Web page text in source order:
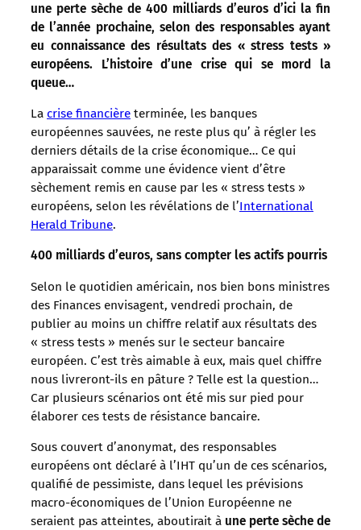
une perte sèche de 400 milliards d’euros d’ici la fin
de l’année prochaine, selon des responsables ayant
eu connaissance des résultats des « stress tests »
européens. L’histoire d’une crise qui se mord la
queue…
La crise financière terminée, les banques
européennes sauvées, ne reste plus qu’ à régler les
derniers détails de la crise économique… Ce qui
apparaissait comme une évidence vient d’être
sèchement remis en cause par les « stress tests »
européens, selon les révélations de l’International
Herald Tribune.
400 milliards d’euros, sans compter les actifs pourris
Selon le quotidien américain, nos bien bons ministres
des Finances envisagent, vendredi prochain, de
publier au moins un chiffre relatif aux résultats des
« stress tests » menés sur le secteur bancaire
européen. C’est très aimable à eux, mais quel chiffre
nous livreront-ils en pâture ? Telle est la question…
Car plusieurs scénarios ont été mis sur pied pour
élaborer ces tests de résistance bancaire.
Sous couvert d’anonymat, des responsables
européens ont déclaré à l’IHT qu’un de ces scénarios,
qualifié de pessimiste, dans lequel les prévisions
macro-économiques de l’Union Européenne ne
seraient pas atteintes, aboutirait à une perte sèche de